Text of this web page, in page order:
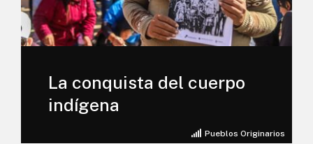
Pueblos Originarios
La conquista del cuerpo
indígena